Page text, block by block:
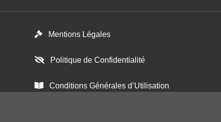
Mentions Légales
Politique de Confidentialité
Conditions Générales d’Utilisation